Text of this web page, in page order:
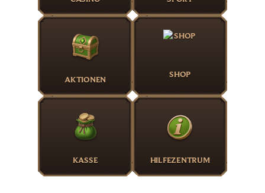
AKTIONEN SHOP
KASSE HILFEZENTRUM